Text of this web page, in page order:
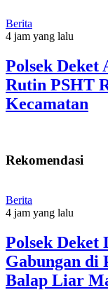
Berita
4 jam yang lalu
Polsek Deket
Rutin PSHT
Kecamatan
Rekomendasi
Berita
4 jam yang lalu
Polsek Deket
Gabungan di
Balap Liar